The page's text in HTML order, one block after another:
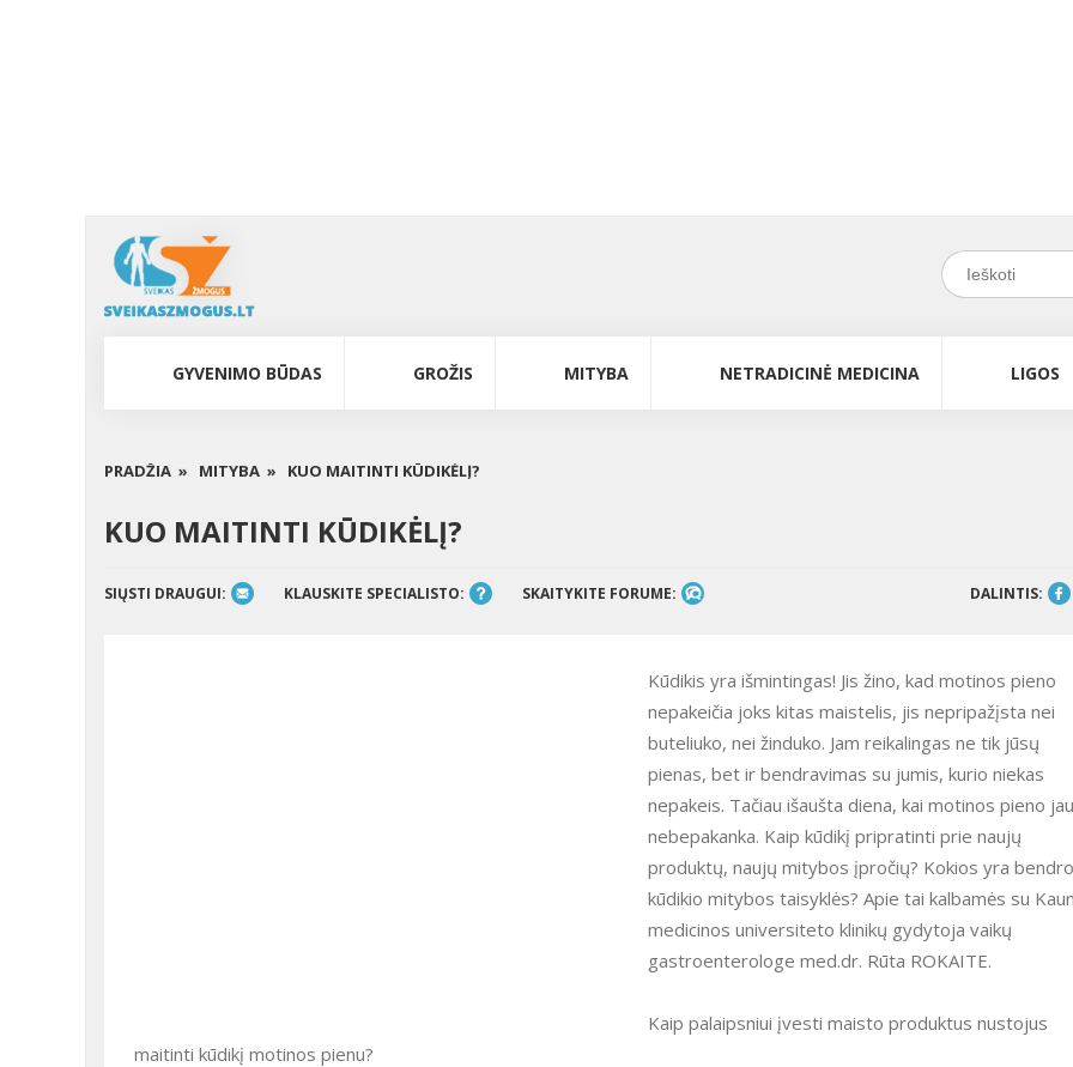
GYVENIMO BŪDAS GROŽIS MITYBA NETRADICINĖ MEDICINA LIGOS
PRADŽIA » MITYBA » KUO MAITINTI KŪDIKĖLĮ?
KUO MAITINTI KŪDIKĖLĮ?
SIŲSTI DRAUGUI: KLAUSKITE SPECIALISTO: SKAITYKITE FORUME: DALINTIS:
Kūdikis yra išmintingas! Jis žino, kad motinos pieno
nepakeičia joks kitas maistelis, jis nepripažįsta nei
buteliuko, nei žinduko. Jam reikalingas ne tik jūsų
pienas, bet ir bendravimas su jumis, kurio niekas
nepakeis. Tačiau išaušta diena, kai motinos pieno jau
nebepakanka. Kaip kūdikį pripratinti prie naujų
produktų, naujų mitybos įpročių? Kokios yra
kūdikio mitybos taisyklės? Apie tai kalbamės su
medicinos universiteto klinikų gydytoja vaikų
gastroenterologe med.dr. Rūta ROKAITE.
Kaip palaipsniui įvesti maisto produktus nustojus
maitinti kūdikį motinos pienu?